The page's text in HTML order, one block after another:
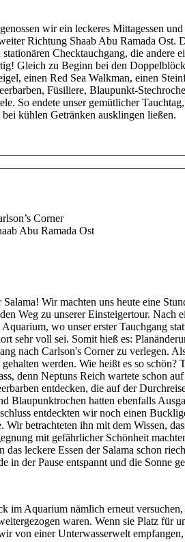
wir ein leckeres Mittagessen
Richtung Shaab Abu Ramada Ost.
Checktauchgang, die andere
Gleich zu Beginn bei den
einen Red Sea Walkman, einen
Füsiliere, Blaupunkt-
So endete unser gemütlicher
kühlen Getränken ausklingen ließen.
Corner
Abu Ramada Ost
Wir machten uns heute eine
Weg zu unserer Einsteigertour. Nach
wo unser erster Tauchgang
sehr voll sei. Somit hieß es:
nach Carlson's Corner zu verlegen.
werden. Wie heißt es so schön?
denn Neptuns Reich wartete schon
entdecken, die auf der
Blaupunktrochen hatten ebenfalls
entdeckten wir noch einen
Wir betrachteten ihn mit dem Wissen,
mit gefährlicher Schönheit
leckere Essen der Salama schon
in der Pause entspannt und die Sonne
im Aquarium nämlich erneut
waren. Wenn sie Platz für
von einer Unterwasserwelt